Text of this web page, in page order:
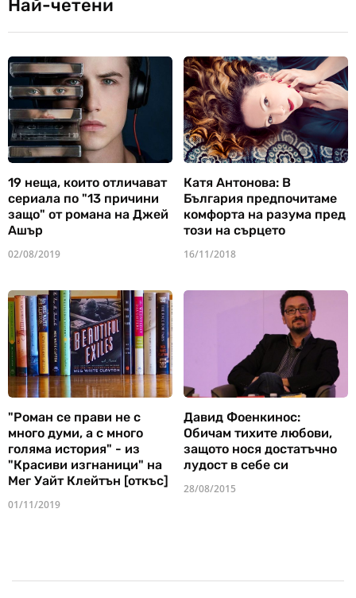
Най-четени
19 неща, които отличават
сериала по "13 причини
защо" от романа на Джей
Ашър
02/08/2019
Катя Антонова: В
България предпочитаме
комфорта на разума пред
този на сърцето
16/11/2018
"Роман се прави не с
много думи, а с много
голяма история" - из
"Красиви изгнаници" на
Мег Уайт Клейтън [откъс]
01/11/2019
Давид Фоенкинос:
Обичам тихите любови,
защото нося достатъчно
лудост в себе си
28/08/2015